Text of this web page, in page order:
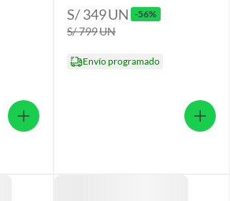
S/ 349UN -56%
S/ 799UN
Envío programado